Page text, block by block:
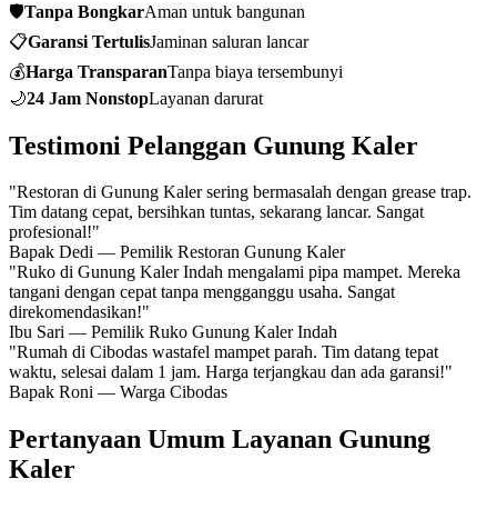
🛡️Tanpa BongkarAman untuk bangunan
📋Garansi TertulisJaminan saluran lancar
💰Harga TransparanTanpa biaya tersembunyi
🌙24 Jam NonstopLayanan darurat
Testimoni Pelanggan Gunung Kaler
"Restoran di Gunung Kaler sering bermasalah dengan grease trap.
Tim datang cepat, bersihkan tuntas, sekarang lancar. Sangat
profesional!"
Bapak Dedi — Pemilik Restoran Gunung Kaler
"Ruko di Gunung Kaler Indah mengalami pipa mampet. Mereka
tangani dengan cepat tanpa mengganggu usaha. Sangat
direkomendasikan!"
Ibu Sari — Pemilik Ruko Gunung Kaler Indah
"Rumah di Cibodas wastafel mampet parah. Tim datang tepat
waktu, selesai dalam 1 jam. Harga terjangkau dan ada garansi!"
Bapak Roni — Warga Cibodas
Pertanyaan Umum Layanan Gunung
Kaler